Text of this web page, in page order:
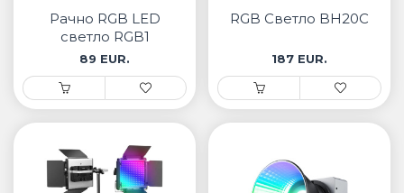
Рачно RGB LED
светло RGB1
89 EUR.
RGB Светло BH20C
187 EUR.